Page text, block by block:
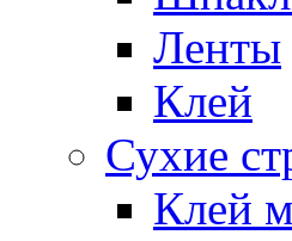
Ленты
Клей
Сухие
Клей